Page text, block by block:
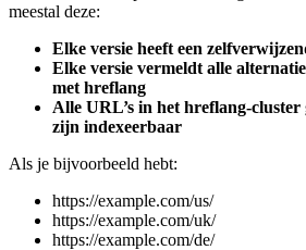
meestal deze:
Elke versie heeft een
Elke versie vermeldt alle
met hreflang
Alle URL’s in het hreflang-cluster
zijn indexeerbaar
Als je bijvoorbeeld hebt:
https://example.com/us/
https://example.com/uk/
https://example.com/de/